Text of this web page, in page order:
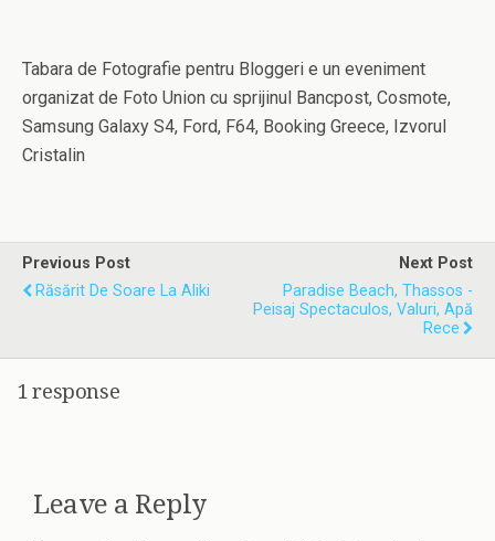
Tabara de Fotografie pentru Bloggeri e un eveniment
organizat de Foto Union cu sprijinul Bancpost, Cosmote,
Samsung Galaxy S4, Ford, F64, Booking Greece, Izvorul
Cristalin
Previous Post
Răsărit De Soare La Aliki
Next Post
Paradise Beach, Thassos -
Peisaj Spectaculos, Valuri, Apă
Rece
1 response
Leave a Reply